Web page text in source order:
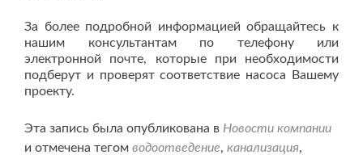
За более подробной информацией обращайтесь к
нашим консультантам по телефону или
электронной почте, которые при необходимости
подберут и проверят соответствие насоса Вашему
проекту.
Эта запись была опубликована в Новости компании
и отмечена тегом водоотведение, канализация,